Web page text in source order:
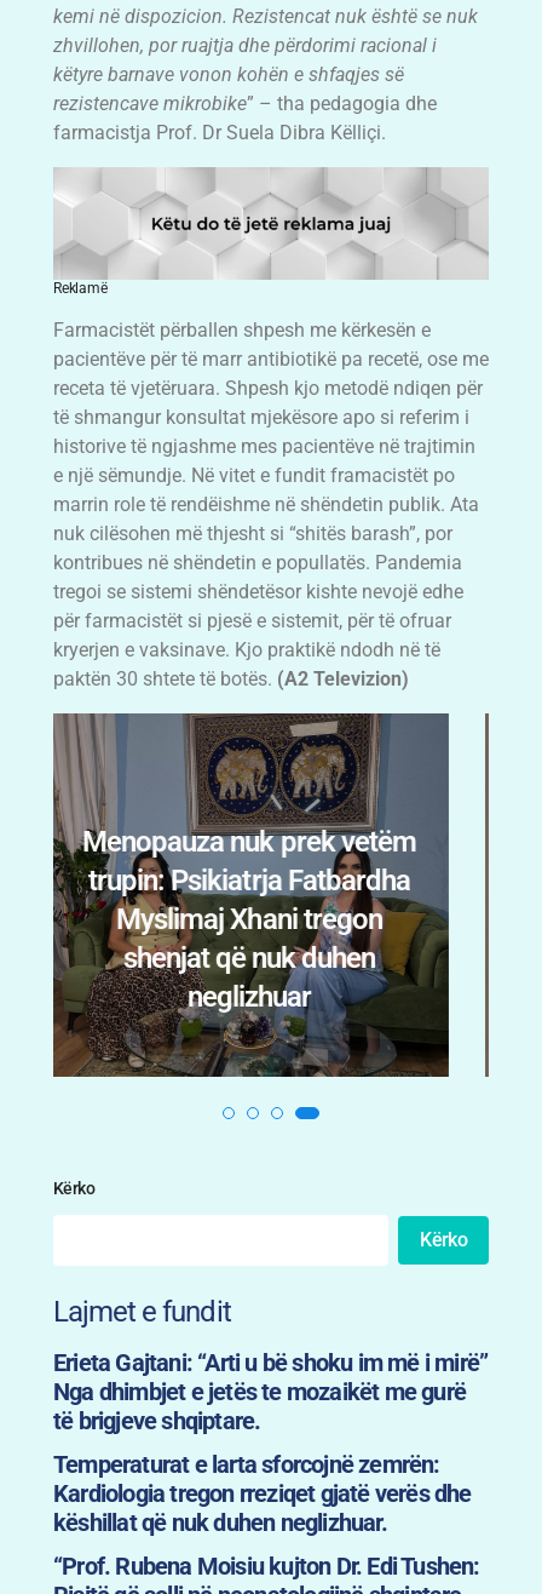
kemi në dispozicion. Rezistencat nuk është se nuk
zhvillohen, por ruajtja dhe përdorimi racional i
këtyre barnave vonon kohën e shfaqjes së
rezistencave mikrobike” – tha pedagogia dhe
farmacistja Prof. Dr Suela Dibra Këlliçi.
Reklamë
Farmacistët përballen shpesh me kërkesën e
pacientëve për të marr antibiotikë pa recetë, ose me
receta të vjetëruara. Shpesh kjo metodë ndiqen për
të shmangur konsultat mjekësore apo si referim i
historive të ngjashme mes pacientëve në trajtimin
e një sëmundje. Në vitet e fundit framacistët po
marrin role të rendëishme në shëndetin publik. Ata
nuk cilësohen më thjesht si “shitës barash”, por
kontribues në shëndetin e popullatës. Pandemia
tregoi se sistemi shëndetësor kishte nevojë edhe
për farmacistët si pjesë e sistemit, për të ofruar
kryerjen e vaksinave. Kjo praktikë ndodh në të
paktën 30 shtete të botës. (A2 Televizion)
Erieta Gajtani: “Arti u bë
shoku im më i mirë” Nga
dhimbjet e jetës te mozaikët
me gurë të brigjeve
shqiptare.
Kërko
Kërko
Lajmet e fundit
Erieta Gajtani: “Arti u bë shoku im më i mirë”
Nga dhimbjet e jetës te mozaikët me gurë
të brigjeve shqiptare.
Temperaturat e larta sforcojnë zemrën:
Kardiologia tregon rreziqet gjatë verës dhe
këshillat që nuk duhen neglizhuar.
“Prof. Rubena Moisiu kujton Dr. Edi Tushen: